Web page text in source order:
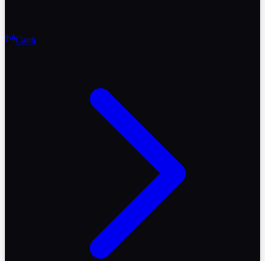
Canlı